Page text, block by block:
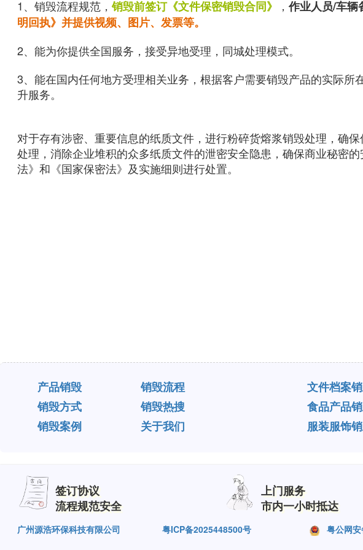
1、销毁流程规范，销毁前签订《文件保密销毁合同》 ， 作业人员/车辆
明回执》并提供视频、图片、发票等。
2、能为你提供全国服务，接受异地受理，同城处理模式。
3、能在国内任何地方受理相关业务，根据客户需要销毁产品的实际
升服务。
对于存有涉密、重要信息的纸质文件，进行粉碎货熔浆销毁处理，确
处理，消除企业堆积的众多纸质文件的泄密安全隐患，确保商业秘密
法》和《国家保密法》及实施细则进行处置。
产品销毁
销毁流程
销毁方式
销毁热搜
销毁案例
关于我们
文件档案
食品产品
服装服饰
签订协议
流程规范安全
上门服务
市内一小时抵达
广州源浩环保科技有限公司 粤ICP备2025448500号 粤公网安